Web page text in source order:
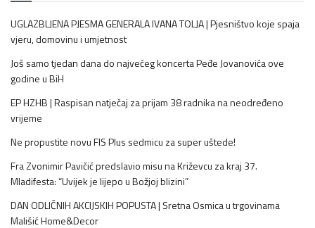
UGLAZBLJENA PJESMA GENERALA IVANA TOLJA | Pjesništvo koje spaja
vjeru, domovinu i umjetnost
Još samo tjedan dana do najvećeg koncerta Peđe Jovanovića ove
godine u BiH
EP HZHB | Raspisan natječaj za prijam 38 radnika na neodređeno
vrijeme
Ne propustite novu FIS Plus sedmicu za super uštede!
Fra Zvonimir Pavičić predslavio misu na Križevcu za kraj 37.
Mladifesta: “Uvijek je lijepo u Božjoj blizini”
DAN ODLIČNIH AKCIJSKIH POPUSTA | Sretna Osmica u trgovinama
Mališić Home&Decor